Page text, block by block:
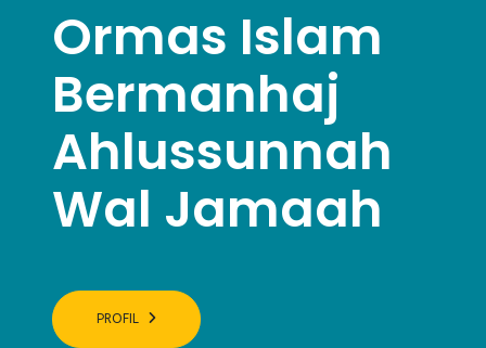
Ormas Islam
Bermanhaj
Ahlussunnah
Wal Jamaah
PROFIL